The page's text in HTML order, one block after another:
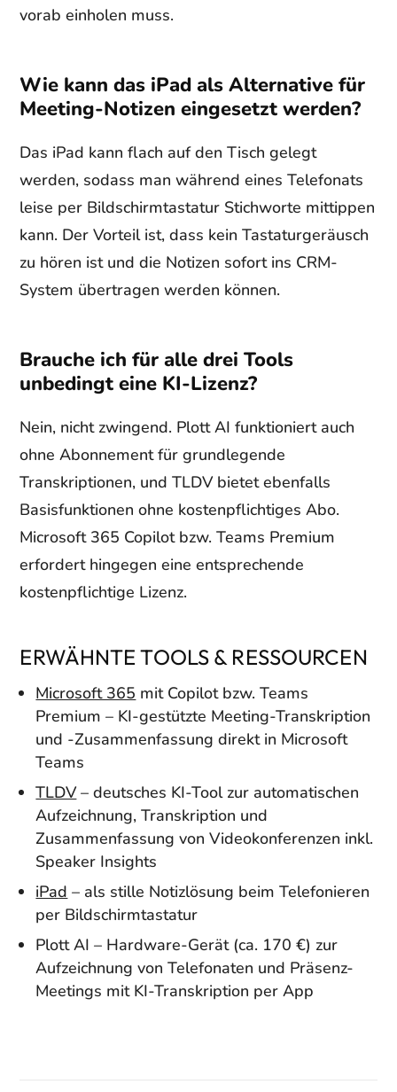
vorab einholen muss.
Wie kann das iPad als Alternative für
Meeting-Notizen eingesetzt werden?
Das iPad kann flach auf den Tisch gelegt
werden, sodass man während eines Telefonats
leise per Bildschirmtastatur Stichworte mittippen
kann. Der Vorteil ist, dass kein Tastaturgeräusch
zu hören ist und die Notizen sofort ins CRM-
System übertragen werden können.
Brauche ich für alle drei Tools
unbedingt eine KI-Lizenz?
Nein, nicht zwingend. Plott AI funktioniert auch
ohne Abonnement für grundlegende
Transkriptionen, und TLDV bietet ebenfalls
Basisfunktionen ohne kostenpflichtiges Abo.
Microsoft 365 Copilot bzw. Teams Premium
erfordert hingegen eine entsprechende
kostenpflichtige Lizenz.
ERWÄHNTE TOOLS & RESSOURCEN
Microsoft 365 mit Copilot bzw. Teams
Premium – KI-gestützte Meeting-Transkription
und -Zusammenfassung direkt in Microsoft
Teams
TLDV – deutsches KI-Tool zur automatischen
Aufzeichnung, Transkription und
Zusammenfassung von Videokonferenzen inkl.
Speaker Insights
iPad – als stille Notizlösung beim Telefonieren
per Bildschirmtastatur
Plott AI – Hardware-Gerät (ca. 170 €) zur
Aufzeichnung von Telefonaten und Präsenz-
Meetings mit KI-Transkription per App